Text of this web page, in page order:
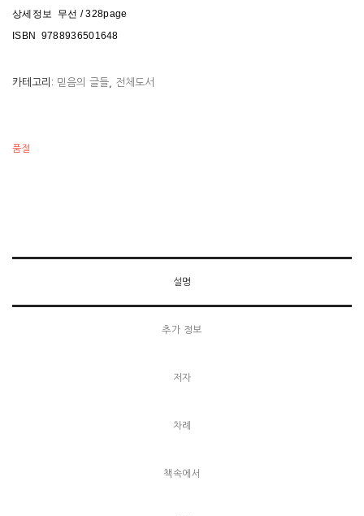
상세정보 무선 / 328page
ISBN 9788936501648
카테고리: 믿음의 글들 전체도서
품절
설명
추가 정보
저자
차례
책속에서